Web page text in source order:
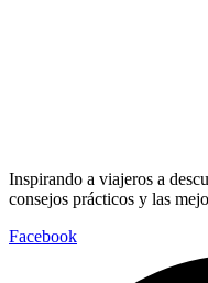
Inspirando a viajeros a
consejos prácticos y las
Facebook